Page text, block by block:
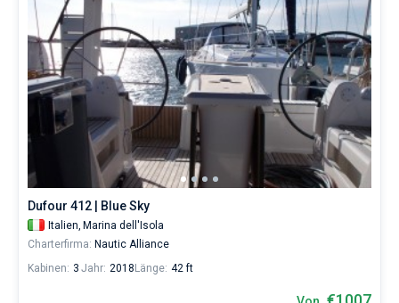
Dufour 412 | Blue Sky
Italien, Marina dell'Isola
Charterfirma: Nautic Alliance
Kabinen: 3 Jahr: 2018 Länge: 42 ft